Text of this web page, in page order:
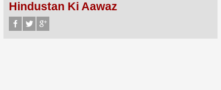
Hindustan Ki Aawaz